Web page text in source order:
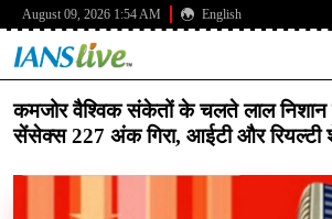
August 09, 2026 1:54 AM English
कमजोर वैश्विक संकेतों के चलते लाल निशान
सेंसेक्स 227 अंक गिरा, आईटी और रियल्टी